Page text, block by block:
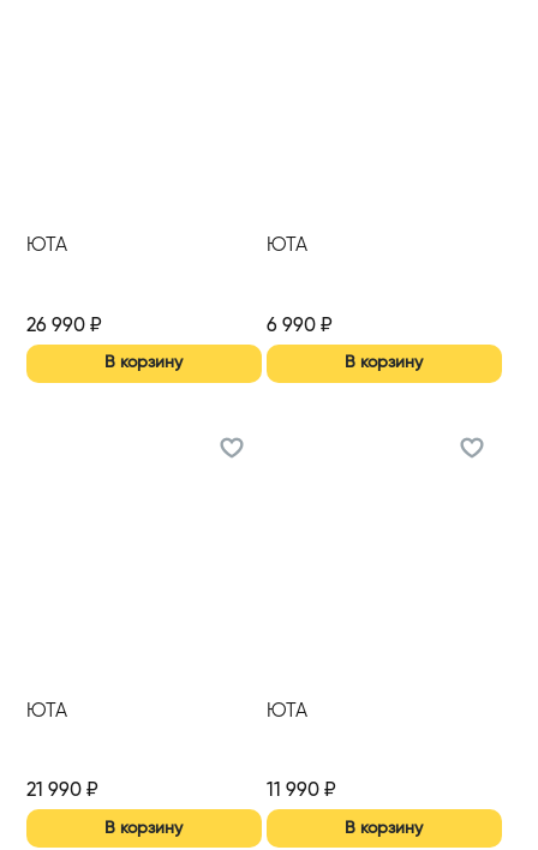
ЮТА
26 990 ₽
В корзину
ЮТА
6 990₽
В корзину
ЮТА
21 990 ₽
В корзину
ЮТА
11 990₽
В корзину